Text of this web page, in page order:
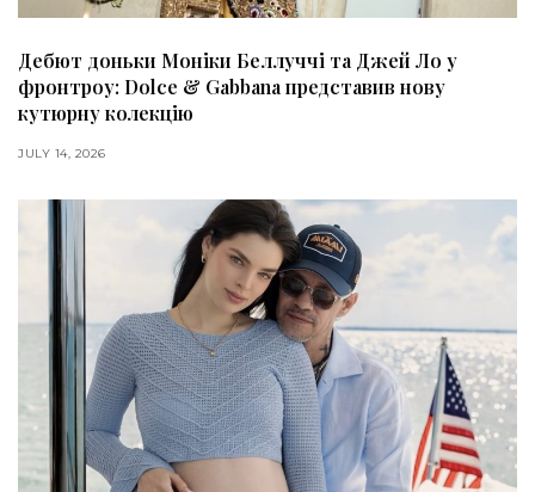
Дебют доньки Моніки Беллуччі та Джей Ло у
фронтроу: Dolce & Gabbana представив нову
кутюрну колекцію
JULY 14, 2026